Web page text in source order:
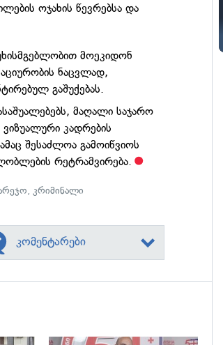
ოჯახის წევრებსა და
მოეკიდონ
ნაცვლად,
გაშუქებას.
მაღალი საჯარო
ვიზუალური კადრების
შესაძლოა გამოიწვიოს
რეტრამვირება.
,კრიმინალი
კომენტარები